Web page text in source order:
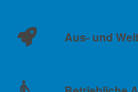
Aus- und